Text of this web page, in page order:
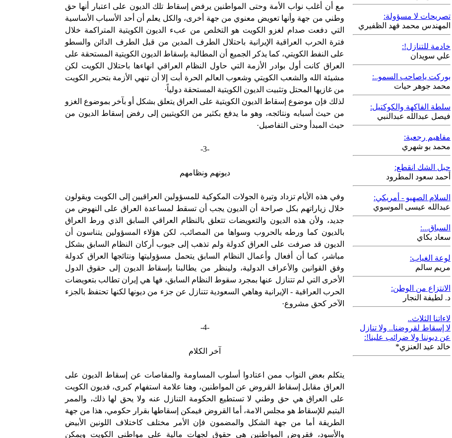
مع أن أغلب نواب الأمة وحتى المواطنين يرفض إسقاط تلك الديون على اعتبار أنها حق
وطني من جهة وأنها تعويض معنوي من جهة أخرى، والكل يعلم أن أحد الأسباب الأساسية
التي دفعت صدام لغزو الكويت هو التخلص من عبء الديون الكويتية المتراكمة خلال
فترة الحرب العراقية الإيرانية باحتلال الطرف المدين من قبل الطرف الدائن والسطو
على النفط الكويتي، كما يذكر الجميع أن المطالبة بإسقاط الديون الكويتية المستحقة على
العراق كانت أول بوادر الأزمة التي حاول النظام العراقي انهاءها باحتلال الكويت لكن
مشيئة الله والشعب الكويتي وشعوب العالم الحرة أبت إلا أن تنهي الأزمة بتحرير الكويت
من غازيها المحتل وتثبيت الديون الكويتية المستحقة دولياً·
لذلك فإن موضوع إسقاط الديون الكويتية على العراق يتعلق بشكل أو بآخر بموضوع الغزو
من حيث أسبابه ونتائجه، وهو ما يدفع بكثير من الكويتيين إلى رفض إسقاط الديون من
حيث المبدأ وحتى التفاصيل·
-3-
ديونهم ونظامهم
وفي هذه الأيام تزداد وتيرة الجولات المكوكية للمسؤولين العراقيين إلى الكويت ويقولون
خلال زياراتهم بكل صراحة أن الديون يجب أن تسقط لمساعدة العراق على النهوض من
جديد، ولأن هذه الديون والتعويضات تتعلق بالنظام العراقي السابق الذي ورط العراق
بالديون كما ورطه بالحروب وسواها من المصائب، لكن هؤلاء المسؤولين يتناسون أن
الديون قد صرفت على العراق كدولة ولم تذهب إلى جيوب أركان النظام السابق بشكل
مباشر، كما أن أفعال وأعمال النظام السابق يتحمل مسؤوليتها ونتائجها العراق كدولة
وفق القوانين والأعراف الدولية، ولينظر من يطالبنا بإسقاط الديون إلى حقوق الدول
الأخرى التي لم تتنازل عنها بمجرد سقوط النظام السابق، فها هي إيران تطالب بتعويضات
الحرب العراقية - الإيرانية وهاهي السعودية تتنازل عن جزء من ديونها لكنها تحتفظ بالجزء
الآخر كحق مشروع·
-4-
آخر الكلام
يتكلم بعض النواب ممن اعتادوا أسلوب المساومة والمقاصات عن إسقاط الديون على
العراق مقابل إسقاط القروض عن المواطنين، وهنا علامة استفهام كبرى، فديون الكويت
على العراق هي حق وطني لا تستطيع الحكومة التنازل عنه ولا يحق لها ذلك، والممر
اليتيم للإسقاط هو مجلس الامة، أما القروض فيمكن إسقاطها بقرار حكومي، هذا من جهة
الطريقة أما من جهة الشكل والمضمون فإن الأمر مختلف كاختلاف اللونين الأبيض
والأسود، فقروض المواطنين هي حقوق لجهات مالية على مواطني الكويت ويمكن
تصريحات لا مسؤولة:
المهندس محمد فهد الظفيري
خادمة للتنازل!:
علي سويدان
بوركت ياصاحب السمو..:
محمد جوهر حيات
سلطة الفاكهة والكوكتيل:
فيصل عبدالله عبدالنبي
مفاهيم رجعية:
محمد بو شهري
حبل الشك انقطع:
أحمد سعود المطرود
السلام الصهيو - أمريكي:
عبدالله عيسى الموسوي
السباق...:
سعاد بكاي
لوعة الغياب:
مريم سالم
الانتزاع من الوطن:
د. لطيفة النجار
لاءاتنا الثلاث..
لا إسقاط لقروضنا.. ولا تنازل
عن ديوننا ولا ضرائب علينا!:
خالد عيد العنزي*